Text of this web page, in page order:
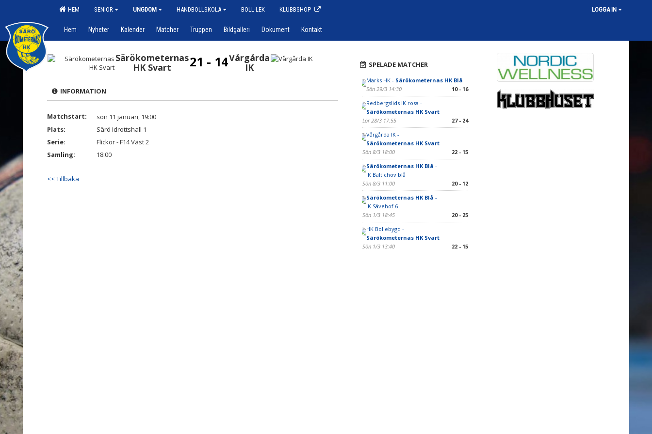
HEM SENIOR UNGDOM HANDBOLLSKOLA BOLL-LEK KLUBBSHOP LOGGA IN
Hem Nyheter Kalender Matcher Truppen Bildgalleri Dokument Kontakt
Särökometernas
HK Svart
21 - 14Vårgårda
IK
INFORMATION
Matchstart:
sön 11 januari, 19:00
Plats:
Särö Idrottshall 1
Serie:
Flickor - F14 Väst 2
Samling:
18:00
<< Tillbaka
SPELADE MATCHER
Marks HK - Särökometernas HK Blå
Sön 29/3 14:30
10 - 16
Redbergslids IK rosa -
Särökometernas HK Svart
Lör 28/3 17:55
27 - 24
Vårgårda IK -
Särökometernas HK Svart
Sön 8/3 18:00
22 - 15
Särökometernas HK Blå -
IK Baltichov blå
Sön 8/3 11:00
20 - 12
Särökometernas HK Blå -
IK Sävehof 6
Sön 1/3 18:45
20 - 25
HK Bollebygd -
Särökometernas HK Svart
Sön 1/3 13:40
22 - 15